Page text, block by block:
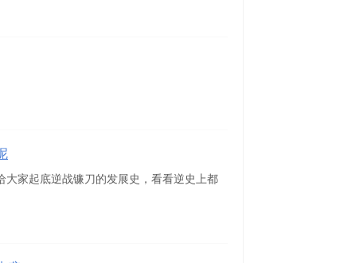
家起底逆战镰刀的发展史，看看逆史上都